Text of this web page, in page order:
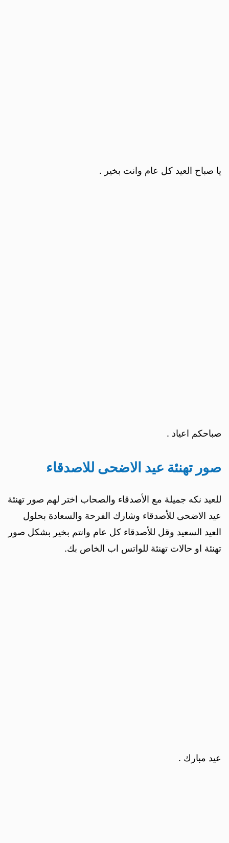
يا صباح العيد كل عام وانت بخير .
صباحكم اعياد .
صور تهنئة عيد الاضحى للاصدقاء
للعيد نكه جميلة مع الأصدقاء والصحاب اختر لهم صور تهنئة
عيد الاضحى للأصدقاء وشارك الفرحة والسعادة بحلول
العيد السعيد وقل للأصدقاء كل عام وانتم بخير بشكل صور
تهنئة او حالات تهنئة للواتس اب الخاص بك.
عيد مبارك .